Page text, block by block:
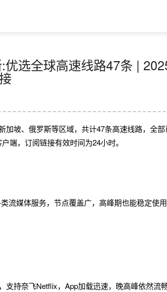
选全球高速线路47条 |
加坡、俄罗斯等区域，共计47条高速线路，全
端，订阅链接有效时间为24小时。
流媒体服务，节点覆盖广，高峰期也能稳定使
，支持奈飞Netflix，App加载迅速，晚高峰依然流